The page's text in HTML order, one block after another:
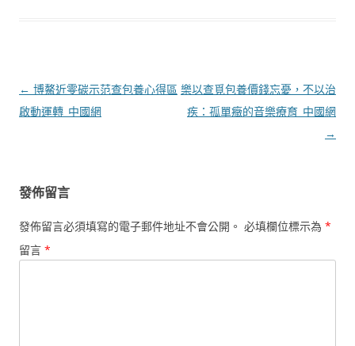
文
章
← 博鰲近零碳示范查包養心得區
啟動運轉_中國網
樂以查覓包養價錢忘憂，不以治
疾：孤單癥的音樂療育_中國網
→
發佈留言
發佈留言必須填寫的電子郵件地址不會公開。 必填欄位標示為 *
留言 *